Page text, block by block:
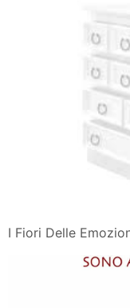
I Fiori Delle